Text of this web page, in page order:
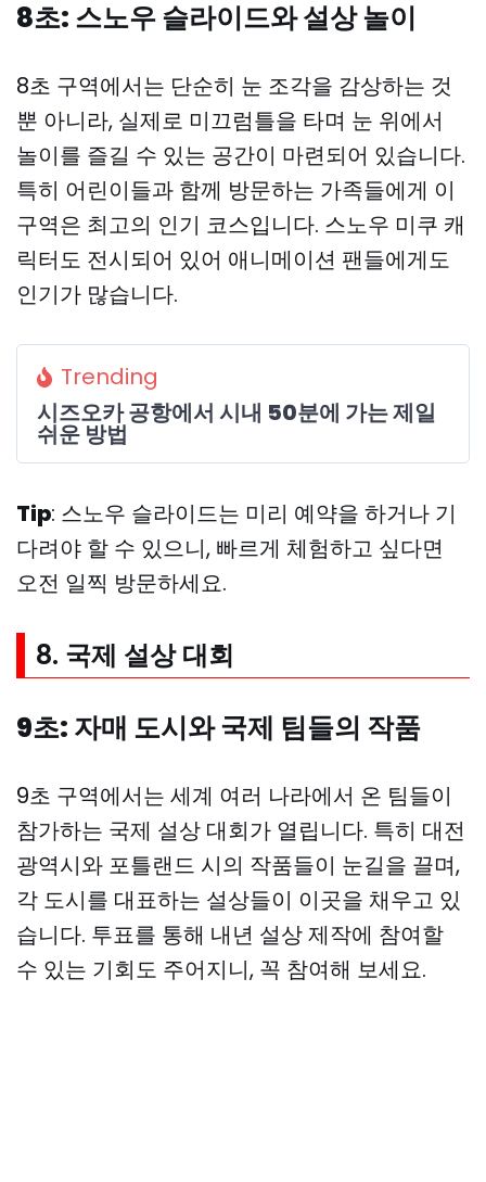
8초: 스노우 슬라이드와 설상 놀이
8초 구역에서는 단순히 눈 조각을 감상하는 것
뿐 아니라, 실제로 미끄럼틀을 타며 눈 위에서
놀이를 즐길 수 있는 공간이 마련되어 있습니다.
특히 어린이들과 함께 방문하는 가족들에게 이
구역은 최고의 인기 코스입니다. 스노우 미쿠 캐
릭터도 전시되어 있어 애니메이션 팬들에게도
인기가 많습니다.
Trending
시즈오카 공항에서 시내 50분에 가는 제일
쉬운 방법
Tip: 스노우 슬라이드는 미리 예약을 하거나 기
다려야 할 수 있으니, 빠르게 체험하고 싶다면
오전 일찍 방문하세요.
8. 국제 설상 대회
9초: 자매 도시와 국제 팀들의 작품
9초 구역에서는 세계 여러 나라에서 온 팀들이
참가하는 국제 설상 대회가 열립니다. 특히 대전
광역시와 포틀랜드 시의 작품들이 눈길을 끌며,
각 도시를 대표하는 설상들이 이곳을 채우고 있
습니다. 투표를 통해 내년 설상 제작에 참여할
수 있는 기회도 주어지니, 꼭 참여해 보세요.